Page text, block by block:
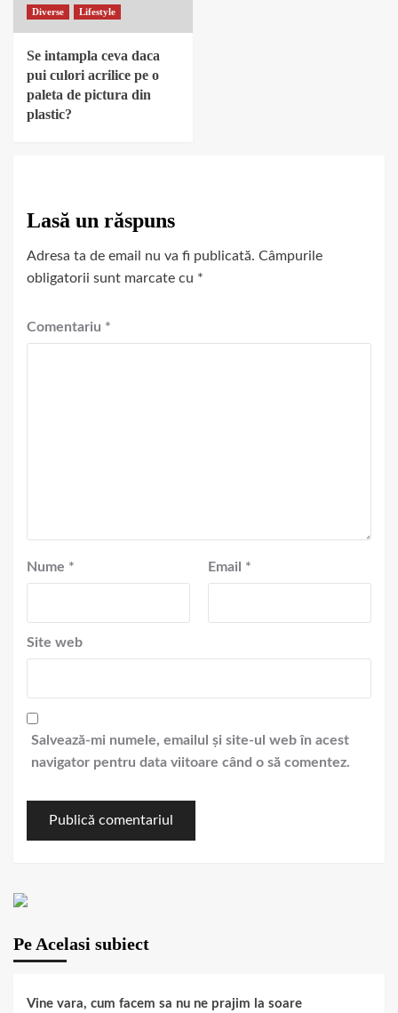
Diverse Lifestyle
Se intampla ceva daca
pui culori acrilice pe o
paleta de pictura din
plastic?
Lasă un răspuns
Adresa ta de email nu va fi publicată. Câmpurile
obligatorii sunt marcate cu *
Comentariu *
Nume * Email *
Site web
Salvează-mi numele, emailul și site-ul web în acest
navigator pentru data viitoare când o să comentez.
Pe Acelasi subiect
Vine vara, cum facem sa nu ne prajim la soare